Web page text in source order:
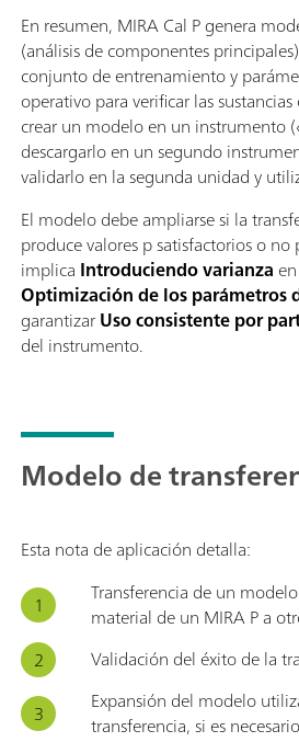
En resumen, MIRA Cal P genera
(análisis de componentes
conjunto de entrenamiento y
operativo para verificar las
crear un modelo en un instrumento
descargarlo en un segundo
validarlo en la segunda unidad y
El modelo debe ampliarse si la
produce valores p satisfactorios o no
implica Introduciendo varianza
Optimización de los parámetros
garantizarUso consistente por
del instrumento.
Modelo de
Esta nota de aplicación detalla:
Transferencia de un
material de un MIRA P a
Validación del éxito de la
Expansión del modelo
transferencia, si es necesario